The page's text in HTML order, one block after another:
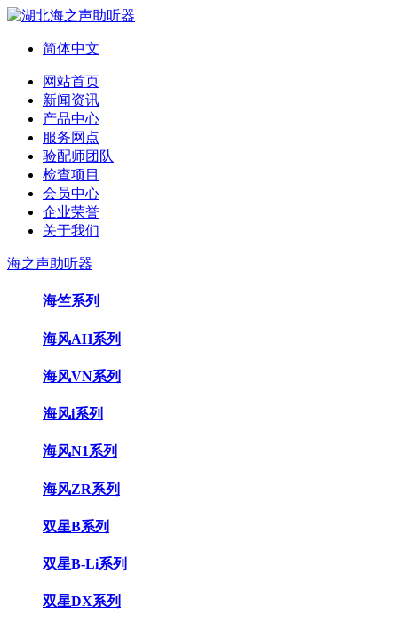
简体中文
网站首页
新闻资讯
产品中心
服务网点
验配师团队
检查项目
会员中心
企业荣誉
关于我们
海之声助听器
海竺系列
海风AH系列
海风VN系列
海风i系列
海风N1系列
海风ZR系列
双星B系列
双星B-Li系列
双星DX系列